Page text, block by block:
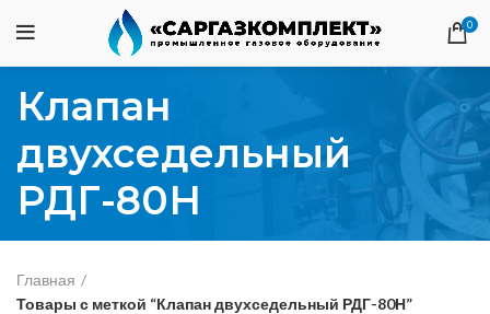
0
Клапан
двухседельный
РДГ-80Н
Главная
Товары с меткой “Клапан двухседельный РДГ-80Н”